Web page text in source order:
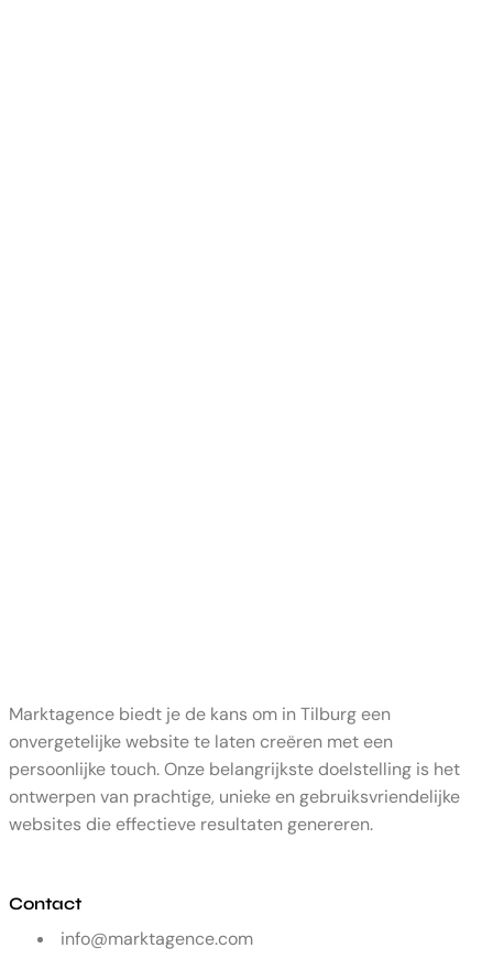
Marktagence biedt je de kans om in Tilburg een
onvergetelijke website te laten creëren met een
persoonlijke touch. Onze belangrijkste doelstelling is het
ontwerpen van prachtige, unieke en gebruiksvriendelijke
websites die effectieve resultaten genereren.
Contact
info@marktagence.com